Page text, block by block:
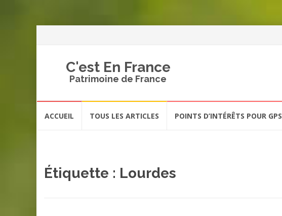
C'est En France
Patrimoine de France
ACCUEIL TOUS LES ARTICLES POINTS D’INTÉRÊTS POUR GPS
Étiquette : Lourdes